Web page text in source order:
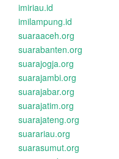
imiriau.id
imilampung.id
suaraaceh.org
suarabanten.org
suarajogja.org
suarajambi.org
suarajabar.org
suarajatim.org
suarajateng.org
suarariau.org
suarasumut.org